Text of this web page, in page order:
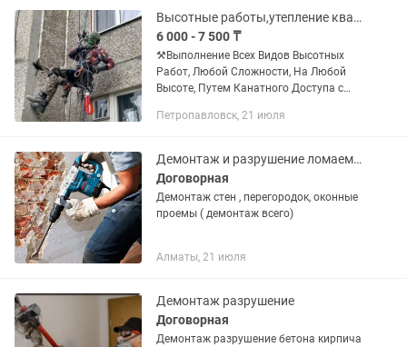
Высотные работы,утепление квартир,домов,межпанельных швов,альпинисты,крыши.
6 000 - 7 500 ₸
⚒️Выполнение Всех Видов Высотных
Работ, Любой Сложности, На Любой
Высоте, Путем Канатного Доступа с
Снаряжения.👷 1) Утепление Квартир,
Петропавловск, 21 июля
Демонтаж и разрушение ломаем все
Договорная
Демонтаж стен , перегородок, оконные
проемы ( демонтаж всего)
Алматы, 21 июля
Демонтаж разрушение
Договорная
Демонтаж разрушение бетона кирпича